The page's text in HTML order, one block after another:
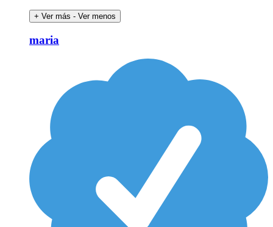
+ Ver más - Ver menos
maria